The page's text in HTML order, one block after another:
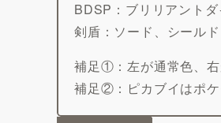
BDSP：ブリリアント
剣盾：ソード、シールド
補足①：左が通常色、右
補足②：ピカブイはポケ